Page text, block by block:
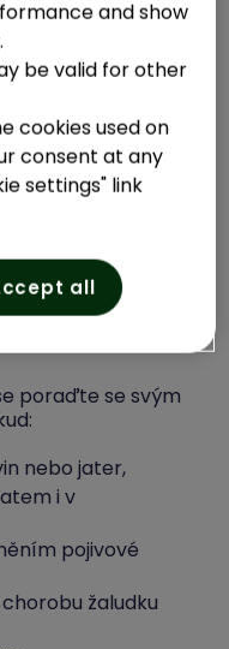
se vřed
v
léky v
nebo
selhání.
třech
poraďte se svým
nebo jater,
i v
pojivové
žaludku
and show
be valid for other
cookies used on
consent at any
settings" link
all